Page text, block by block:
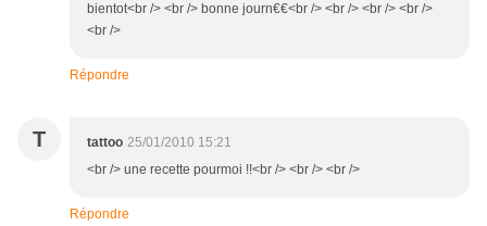
bientot<br /> <br /> bonne journ€€<br /> <br /> <br /> <br />
<br />
Répondre
T tattoo 25/01/2010 15:21
<br /> une recette pourmoi !!<br /> <br /> <br />
Répondre